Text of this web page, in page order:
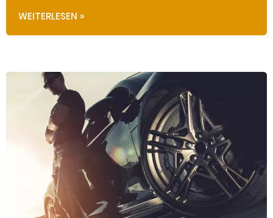
WEITERLESEN »